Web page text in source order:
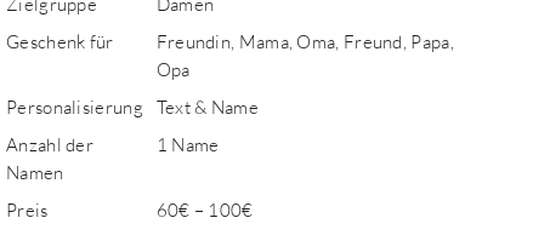
Geschenk für
Freundin, Mama, Oma, Freund, Papa,
Opa
Personalisierung
Text & Name
Anzahl der
Namen
1 Name
Preis
60€ – 100€